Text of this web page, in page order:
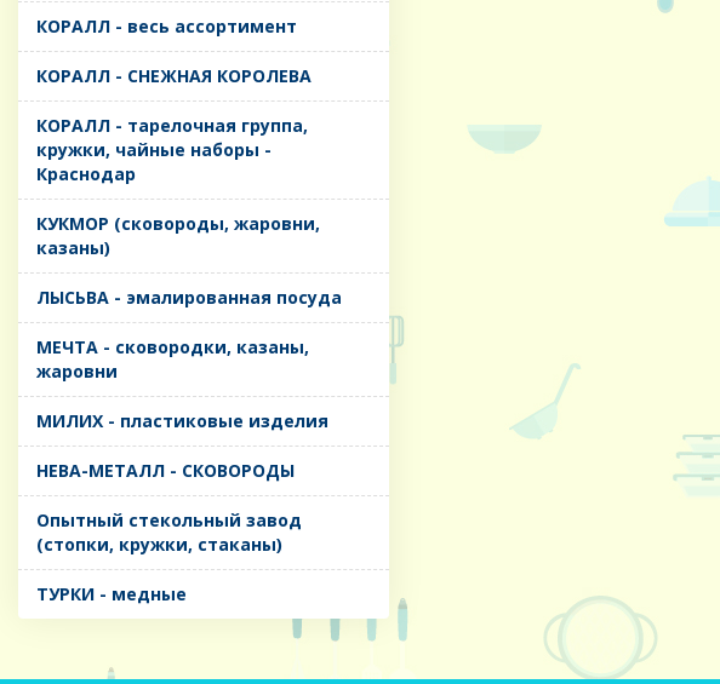
КОРАЛЛ - весь ассортимент
КОРАЛЛ - СНЕЖНАЯ КОРОЛЕВА
КОРАЛЛ - тарелочная группа,
кружки, чайные наборы -
Краснодар
КУКМОР (сковороды, жаровни,
казаны)
ЛЫСЬВА - эмалированная посуда
МЕЧТА - сковородки, казаны,
жаровни
МИЛИХ - пластиковые изделия
НЕВА-МЕТАЛЛ - СКОВОРОДЫ
Опытный стекольный завод
(стопки, кружки, стаканы)
ТУРКИ - медные